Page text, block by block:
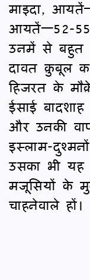
माइदा,
आयतें—52-
उनमें से बहुत
दावत क़ुबूल
हिजरत के
ईसाई
और उनकी
इस्लाम-
उसका भी
मजूसियों के
चाहनेवाले हों।